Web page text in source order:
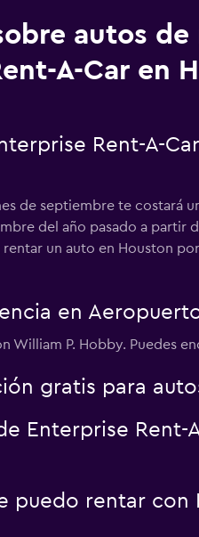
autos de
A-Car en
Rent-A-
de septiembre te costará
del año pasado a partir
un auto en Houston
en
P. Hobby. Puedes
gratis para
Enterprise Rent-
puedo rentar con